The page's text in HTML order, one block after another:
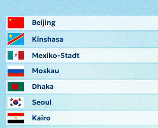
Beijing
Kinshasa
Mexiko-Stadt
Moskau
Dhaka
Seoul
Kairo